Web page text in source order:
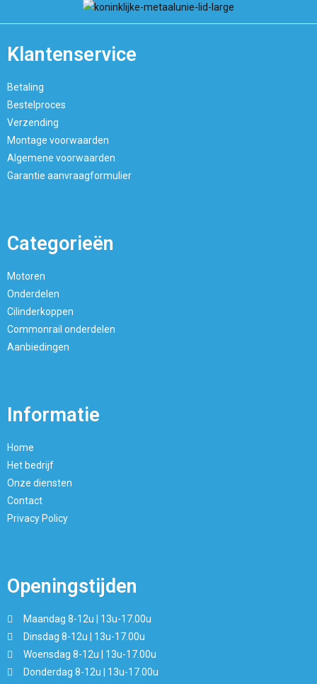
Klantenservice
Betaling
Bestelproces
Verzending
Montage voorwaarden
Algemene voorwaarden
Garantie aanvraagformulier
Categorieën
Motoren
Onderdelen
Cilinderkoppen
Commonrail onderdelen
Aanbiedingen
Informatie
Home
Het bedrijf
Onze diensten
Contact
Privacy Policy
Openingstijden
Maandag 8-12u | 13u-17.00u
Dinsdag 8-12u | 13u-17.00u
Woensdag 8-12u | 13u-17.00u
Donderdag 8-12u | 13u-17.00u